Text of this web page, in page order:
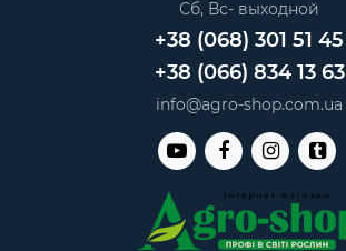
Сб, Вс- выходной
+38 (068) 301 51 45
+38 (066) 834 13 63
info@agro-shop.com.ua